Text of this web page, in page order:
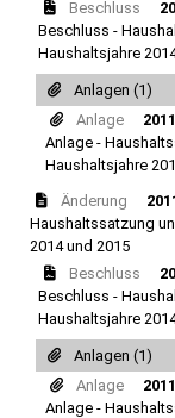
Beschluss
Beschluss -
Haushaltsjahre
Anlagen (1)
Anlage
Anlage -
Haushaltsjahre
Änderung
Haushaltssatzung
2014 und 2015
Beschluss
Beschluss -
Haushaltsjahre
Anlagen (1)
Anlage
Anlage -